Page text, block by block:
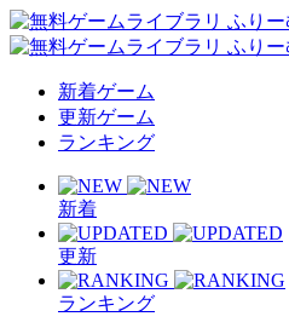
新着ゲーム
更新ゲーム
ランキング
新着
更新
ランキング